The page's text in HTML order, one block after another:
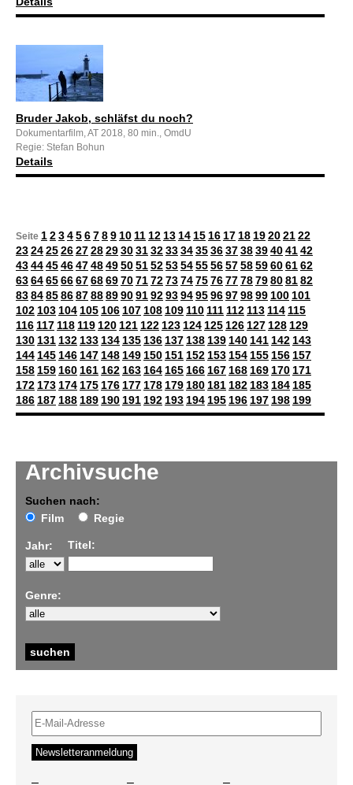
Archivsuche
Suchen nach:
Film
Regie
Jahr: Titel:
Genre:
Bruder Jakob, schläfst du noch?
Dokumentarfilm, AT 2018, 80 min., OmdU
Regie: Stefan Bohun
Details
Seite 123456789 10 11 12 13 14 15 16 17 18 19202122
2324252627282930313233343536373839404142
4344454647484950515253545556575859606162
6364656667686970717273747576777879808182
8384858687888990919293949596979899 100 101
102 103 104 105 106 107 108 109 110 111 112 113 114 115
116 117 118 119 120 121 122 123 124 125 126 127 128 129
130 131 132 133 134 135 136 137 138 139 140 141 142 143
144 145 146 147 148 149 150 151 152 153 154 155 156 157
158 159 160 161 162 163 164 165 166 167 168 169 170 171
172 173 174 175 176 177 178 179 180 181 182 183 184 185
186 187 188 189 190 191 192 193 194 195 196 197 198 199